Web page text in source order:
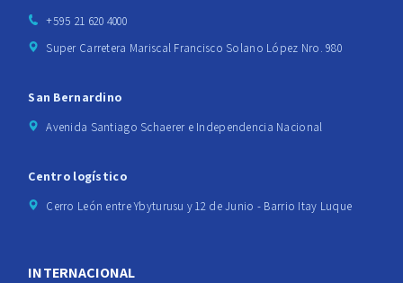
+595 21 620 4000
Super Carretera Mariscal Francisco Solano López Nro. 980
San Bernardino
Avenida Santiago Schaerer e Independencia Nacional
Centro logístico
Cerro León entre Ybyturusu y 12 de Junio - Barrio Itay Luque
INTERNACIONAL